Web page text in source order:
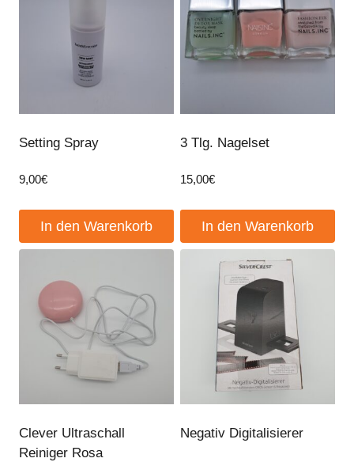
Setting Spray
9,00€
In den Warenkorb
3 Tlg. Nagelset
15,00€
In den Warenkorb
Clever Ultraschall
Reiniger Rosa
Negativ Digitalisierer